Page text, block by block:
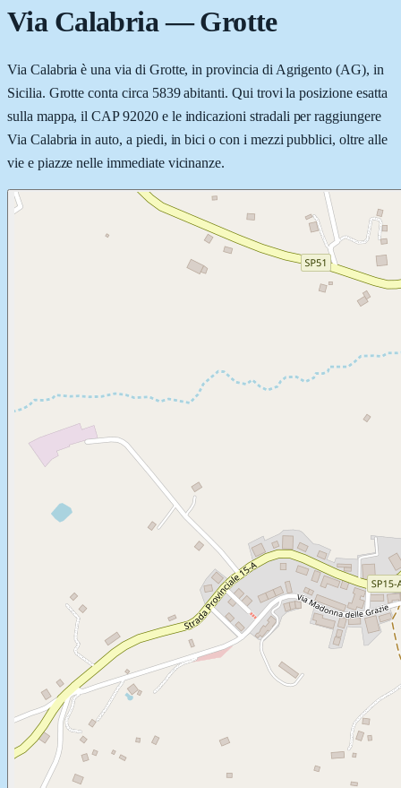
Via Calabria—Grotte
Via Calabria è una via di Grotte, in provincia di Agrigento (AG), in
Sicilia. Grotte conta circa 5839 abitanti. Qui trovi la posizione esatta
sulla mappa, il CAP 92020 e le indicazioni stradali per raggiungere
Via Calabria in auto, a piedi, in bici o con i mezzi pubblici, oltre alle
vie e piazze nelle immediate vicinanze.